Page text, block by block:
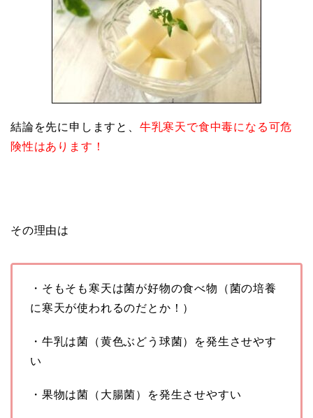
結論を先に申しますと、 牛乳寒天で食中毒になる可危
険性はあります！
その理由は
・そもそも寒天は菌が好物の食べ物（菌の培養
に寒天が使われるのだとか！）
・牛乳は菌（黄色ぶどう球菌）を発生させやす
い
・果物は菌（大腸菌）を発生させやすい